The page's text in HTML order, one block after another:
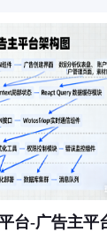
分享，提供一键
通过点击外部链
,任务包含社交媒
(Game) - 包含游
和游戏结束
奖励物品收集积
奖励需要多次点
的信息和积分 →
页面完成额外
台-广告主平